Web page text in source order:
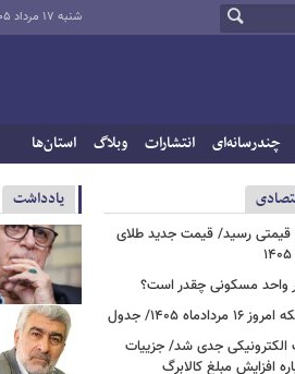
شنبه ۱۷ مرداد ۱۴۰۵
چندرسانه‌ای انتشارات وبلاگ استان‌ها
قیمتی رسید/ قیمت جدید طلای
واحد مسکونی چقدر است؟
۱۴۰۵/ جدول
الکترونیکی جدی شد/ جزییات
افزایش مبلغ کالابرگ
يادداشت